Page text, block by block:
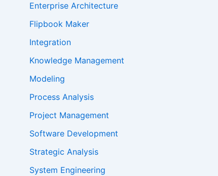
Enterprise Architecture
Flipbook Maker
Integration
Knowledge Management
Modeling
Process Analysis
Project Management
Software Development
Strategic Analysis
System Engineering